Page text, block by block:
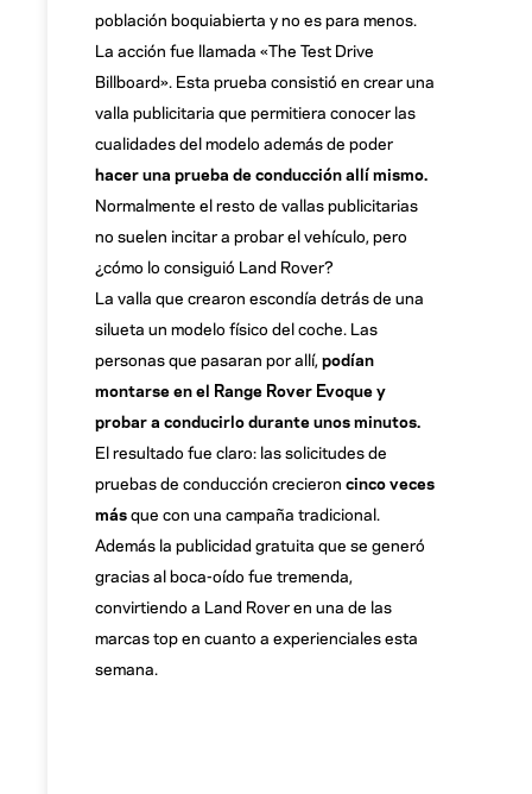
población boquiabierta y no es para menos.
La acción fue llamada «The Test Drive
Billboard». Esta prueba consistió en crear una
valla publicitaria que permitiera conocer las
cualidades del modelo además de poder
hacer una prueba de conducción allí mismo.
Normalmente el resto de vallas publicitarias
no suelen incitar a probar el vehículo, pero
¿cómo lo consiguió Land Rover?
La valla que crearon escondía detrás de una
silueta un modelo físico del coche. Las
personas que pasaran por allí, podían
montarse en el Range Rover Evoque y
probar a conducirlo durante unos minutos.
El resultado fue claro: las solicitudes de
pruebas de conducción crecieron cinco veces
másque con una campaña tradicional.
Además la publicidad gratuita que se generó
gracias al boca-oído fue tremenda,
convirtiendo a Land Rover en una de las
marcas top en cuanto a experienciales esta
semana.